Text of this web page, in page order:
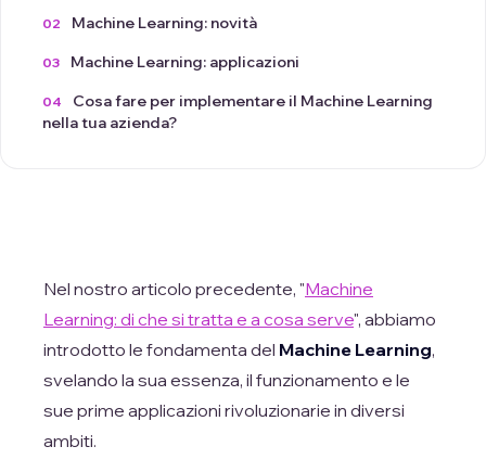
Machine Learning: novità
Machine Learning: applicazioni
Cosa fare per implementare il Machine Learning
nella tua azienda?
Nel nostro articolo precedente, "Machine
Learning: di che si tratta e a cosa serve", abbiamo
introdotto le fondamenta del Machine Learning,
svelando la sua essenza, il funzionamento e le
sue prime applicazioni rivoluzionarie in diversi
ambiti.